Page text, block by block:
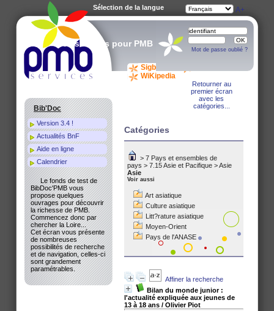
Sigb.Net
WiKipedia
Des services pour PMB
Retourner au
premier écran
avec les
catégories...
Catégories
> 7 Pays et ensembles de
pays > 7.15 Asie et Pacifique >Asie
Asie
Voir aussi
Art asiatique
Culture asiatique
Litt?rature asiatique
Moyen-Orient
Pays de l'ANASE
Affiner la recherche
Bilan du monde junior :
l'actualité expliquée aux jeunes de
13 à 18 ans / Olivier Piot
Bib'Doc
Version 3.4 !
Actualités BnF
Aide en ligne
Calendrier
Le fonds de test de
BibDoc'PMB vous
propose quelques
ouvrages pour découvrir
la richesse de PMB.
Commencez donc par
chercher la Loire...
Cet écran vous présente
de nombreuses
possibilités de recherche
et de navigation, celles-ci
sont grandement
paramétrables.
A A+
Sélection de la langue
Mot de passe oublié ?